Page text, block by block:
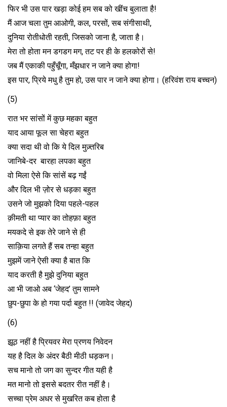
फिर भी उस पार खड़ा को‌ई हम सब को खींच बुलाता है!
मैं आज चला तुम आ‌ओगी, कल, परसों, सब संगीसाथी,
दुनिया रोतीधोती रहती, जिसको जाना है, जाता है।
मेरा तो होता मन डगडग मग, तट पर ही के हलकोरों से!
जब मैं एकाकी पहुँचूँगा, मँझधार न जाने क्या होगा!
इस पार, प्रिये मधु है तुम हो, उस पार न जाने क्या होगा। (हरिवंश राय बच्चन)
(5)
रात भर सांसों में कुछ महका बहुत
याद आया फूल सा चेहरा बहुत
क्या सदा थी वो कि ये दिल मुज़्तरिब
जानिबे-दर बारहा लपका बहुत
वो मिला ऐसे कि सांसें बढ़ गईं
और दिल भी ज़ोर से धड़का बहुत
उसने जो मुझको दिया पहले-पहल
क़ीमती था प्यार का तोहफ़ा बहुत
मयकदे से इक तेरे जाने से ही
साक़िया लगते हैं सब तन्हा बहुत
मुझमें जाने ऐसी क्या है बात कि
याद करती है मुझे दुनिया बहुत
आ भी जाओ अब ‘जेहद’ तुम सामने
छुप-छुपा के हो गया पर्दा बहुत !! (जावेद जेहद)
(6)
झूठ नहीं है प्रियवर मेरा प्रणय निवेदन
यह है दिल के अंदर बैठी मीठी धड़कन।
सच मानो तो जग का सुन्दर गीत यही है
मत मानो तो इससे बदतर रीत नहीं है।
सच्चा प्रेम अधर से मुखरित कब होता है